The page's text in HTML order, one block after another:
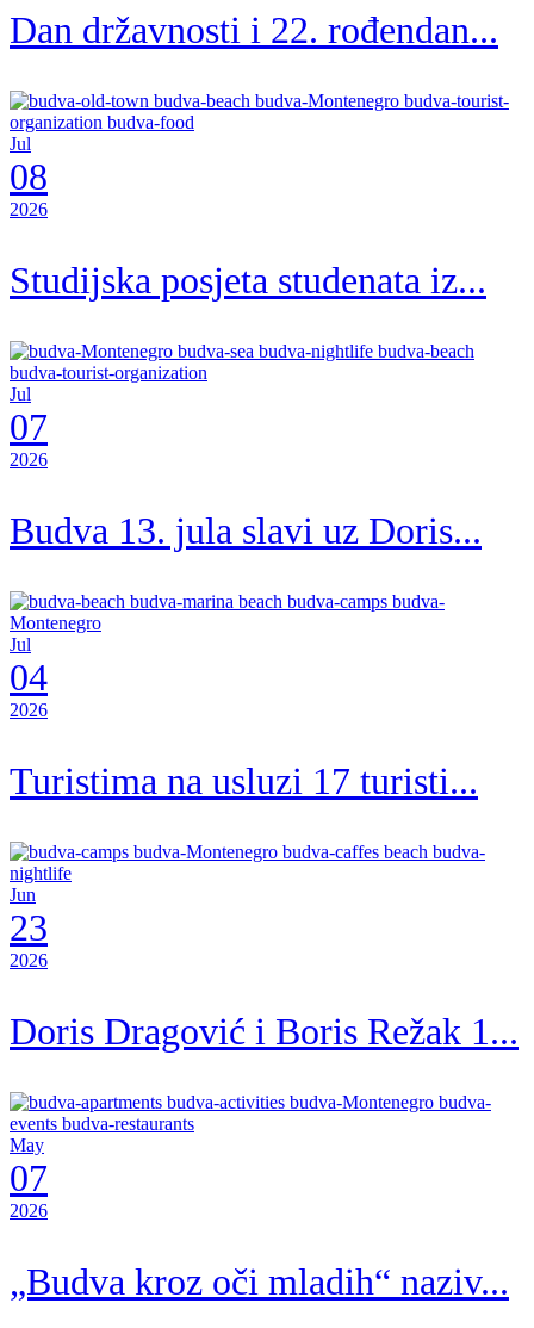
Dan državnosti i 22. rođendan...
Jul
08
2026
Studijska posjeta studenata iz...
Jul
07
2026
Budva 13. jula slavi uz Doris...
Jul
04
2026
Turistima na usluzi 17 turisti...
Jun
23
2026
Doris Dragović i Boris Režak 1...
May
07
2026
„Budva kroz oči mladih“ naziv...